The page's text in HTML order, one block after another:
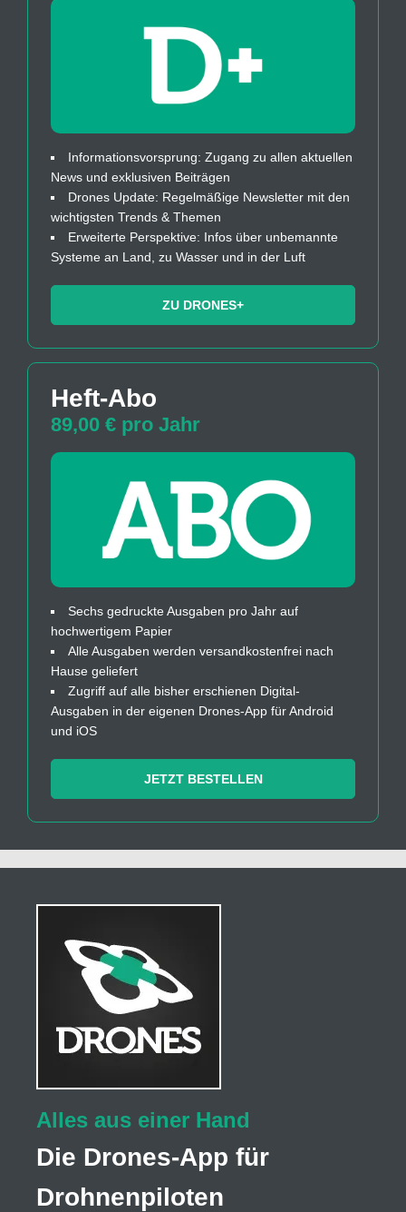
Informationsvorsprung: Zugang zu allen aktuellen
News und exklusiven Beiträgen
Drones Update: Regelmäßige Newsletter mit den
wichtigsten Trends & Themen
Erweiterte Perspektive: Infos über unbemannte
Systeme an Land, zu Wasser und in der Luft
ZU DRONES+
Heft-Abo
89,00 € pro Jahr
Sechs gedruckte Ausgaben pro Jahr auf
hochwertigem Papier
Alle Ausgaben werden versandkostenfrei nach
Hause geliefert
Zugriff auf alle bisher erschienen Digital-
Ausgaben in der eigenen Drones-App für Android
und iOS
JETZT BESTELLEN
Alles aus einer Hand
Die Drones-App für
Drohnenpiloten